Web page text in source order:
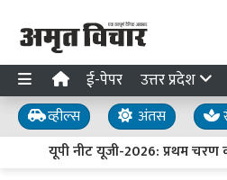
ई-पेपर उत्तर प्रदेश
व्हील्स अंतस
यूपी नीट यूजी-2026: प्रथम